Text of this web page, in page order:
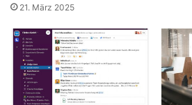
21. März 2025